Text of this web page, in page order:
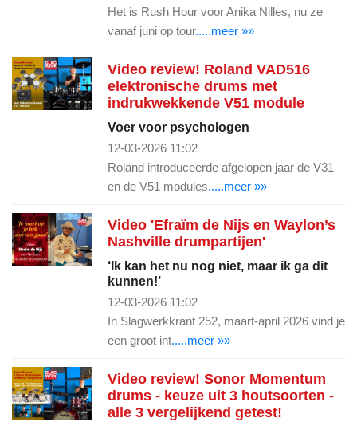
Het is Rush Hour voor Anika Nilles, nu ze
vanaf juni op tour.....meer »»
Video review! Roland VAD516
elektronische drums met
indrukwekkende V51 module
Voer voor psychologen
12-03-2026 11:02
Roland introduceerde afgelopen jaar de V31
en de V51 modules.....meer »»
Video 'Efraïm de Nijs en Waylon’s
Nashville drumpartijen'
‘Ik kan het nu nog niet, maar ik ga dit
kunnen!’
12-03-2026 11:02
In Slagwerkkrant 252, maart-april 2026 vind je
een groot int.....meer »»
Video review! Sonor Momentum
drums - keuze uit 3 houtsoorten -
alle 3 vergelijkend getest!